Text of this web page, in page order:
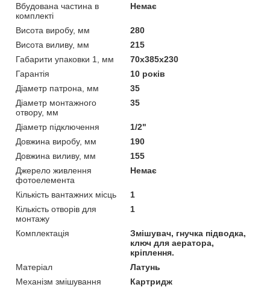
Вбудована частина в
комплекті
Немає
Висота виробу, мм
280
Висота виливу, мм
215
Габарити упаковки 1, мм
70х385х230
Гарантія
10 років
Діаметр патрона, мм
35
Діаметр монтажного
отвору, мм
35
Діаметр підключення
1/2"
Довжина виробу, мм
190
Довжина виливу, мм
155
Джерело живлення
фотоелемента
Немає
Кількість вантажних місць
1
Кількість отворів для
монтажу
1
Комплектація
Змішувач, гнучка підводка,
ключ для аератора,
кріплення.
Матеріал
Латунь
Механізм змішування
Картридж